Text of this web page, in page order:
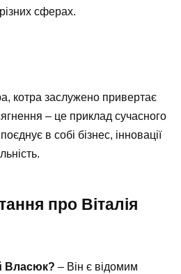
сферах.
котра заслужено привертає
– це приклад сучасного
в собі бізнес, інновації
про Віталія
Власюк? – Він є відомим